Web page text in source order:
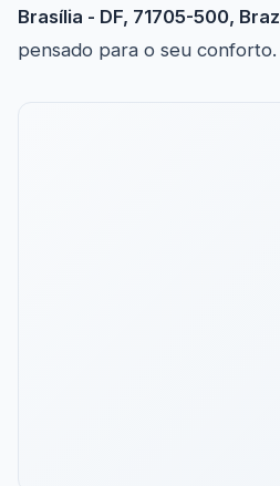
Brasília - DF, 71705-500,
pensado para o seu